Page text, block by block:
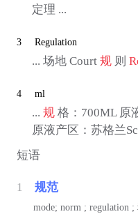
定理 ...
3 Regulation
... 场地 Court 规则
4 ml
... 规格：700ML 原
原液产区：苏格兰
短语
1 规范
mode; norm ; regulation ;